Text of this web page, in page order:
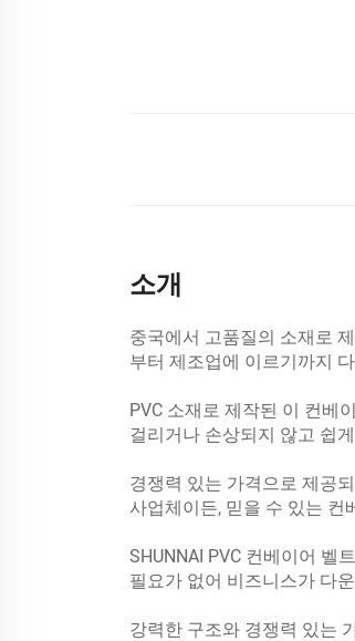
소개
중국에서 고품질의 소재로
부터 제조업에 이르기까지
PVC 소재로 제작된 이 컨베
걸리거나 손상되지 않고 쉽
경쟁력 있는 가격으로 제공
사업체이든, 믿을 수 있는 컨
SHUNNAI PVC 컨베이어 벨
필요가 없어 비즈니스가 다
강력한 구조와 경쟁력 있는